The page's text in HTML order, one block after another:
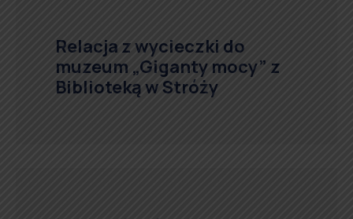
Relacja z wycieczki do
muzeum „Giganty mocy” z
Biblioteką w Stróży